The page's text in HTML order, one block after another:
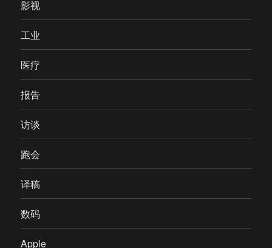
影视
工业
医疗
报告
访谈
跑会
译稿
数码
Apple